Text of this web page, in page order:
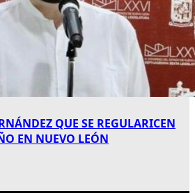
QUE SE REGULARICEN
EN NUEVO LEÓN